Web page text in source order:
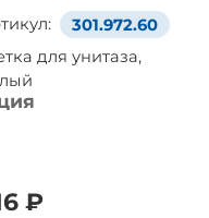
301.972.60
для унитаза,
₽